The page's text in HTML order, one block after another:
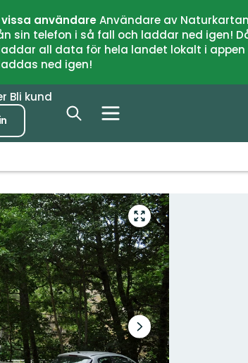
användareAnvändare av
sin telefon i så fall och laddar ned igen!
all data för hela landet lokalt i
ned igen!
Bli kund
Gå
till
helskärmsläge
Nästa
bildspel